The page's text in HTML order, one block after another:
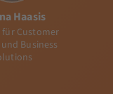
Haasis
für Customer
Business